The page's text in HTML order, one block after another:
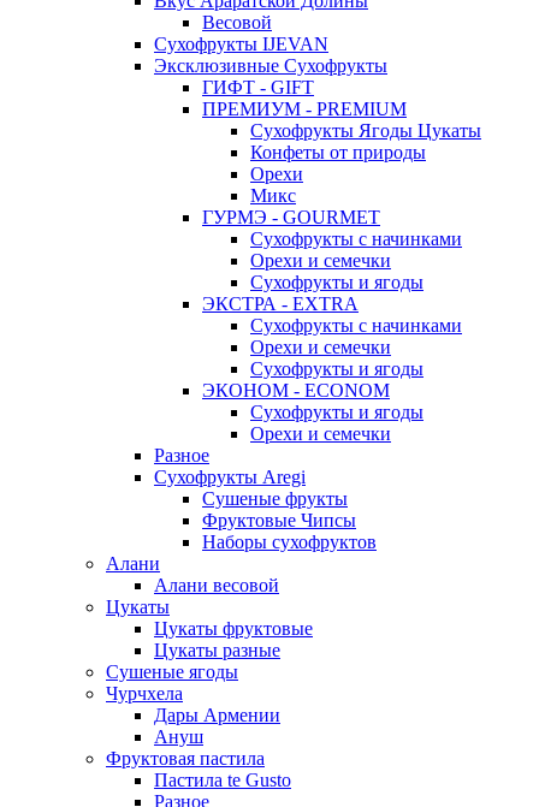
Весовой
Сухофрукты IJEVAN
Эксклюзивные Сухофрукты
ГИФТ - GIFT
ПРЕМИУМ - PREMIUM
Сухофрукты Ягоды Цукаты
Конфеты от природы
Орехи
Микс
ГУРМЭ - GOURMET
Сухофрукты с начинками
Орехи и семечки
Сухофрукты и ягоды
ЭКСТРА - EXTRA
Сухофрукты с начинками
Орехи и семечки
Сухофрукты и ягоды
ЭКОНОМ - ECONOM
Сухофрукты и ягоды
Орехи и семечки
Разное
Сухофрукты Aregi
Сушеные фрукты
Фруктовые Чипсы
Наборы сухофруктов
Алани
Алани весовой
Цукаты
Цукаты фруктовые
Цукаты разные
Сушеные ягоды
Чурчхела
Дары Армении
Ануш
Фруктовая пастила
Пастила te Gusto
Разное